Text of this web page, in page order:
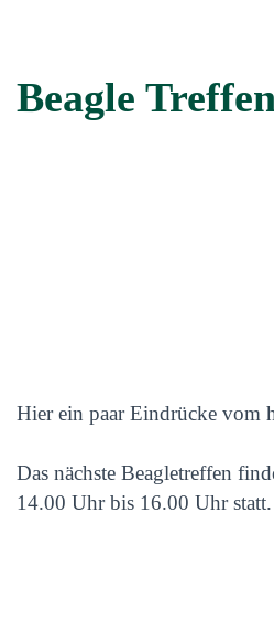
Beagle
Hier ein paar Eindrücke vom
Das nächste Beagletreffen
14.00 Uhr bis 16.00 Uhr statt.